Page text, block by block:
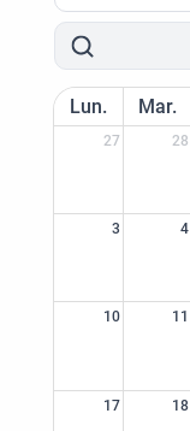
Lun. Mar.
27 28
3 4
10 11
17 18